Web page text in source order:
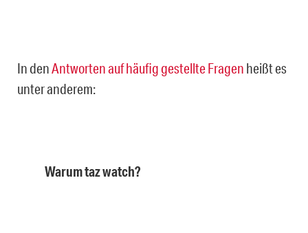
In denAntworten auf häufig gestellte Fragen heißt es
unter anderem:
Warum taz watch?